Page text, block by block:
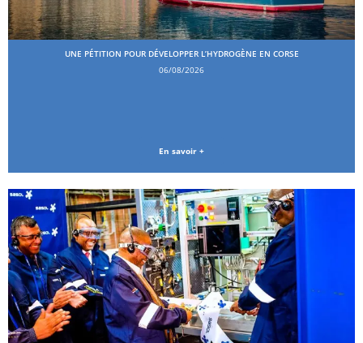
UNE PÉTITION POUR DÉVELOPPER L’HYDROGÈNE EN CORSE
06/08/2026
En savoir +